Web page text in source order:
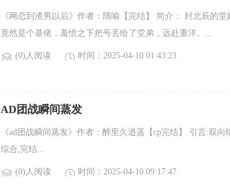
《网恋到渣男以后》作者：隋喻【完结】 简介： 封北辰的
竟然是个基佬，羞愤之下把号丢给了堂弟，远赴重洋。...
(0)人阅读 时间：2025-04-10 01:43:23
AD团战瞬间蒸发
《ad团战瞬间蒸发》作者：醉里久逍遥【cp完结】 引言:双
综合,完结...
(0)人阅读 时间：2025-04-10 09:17:47